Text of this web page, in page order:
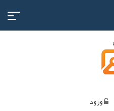
منوی
کاربری
ورود